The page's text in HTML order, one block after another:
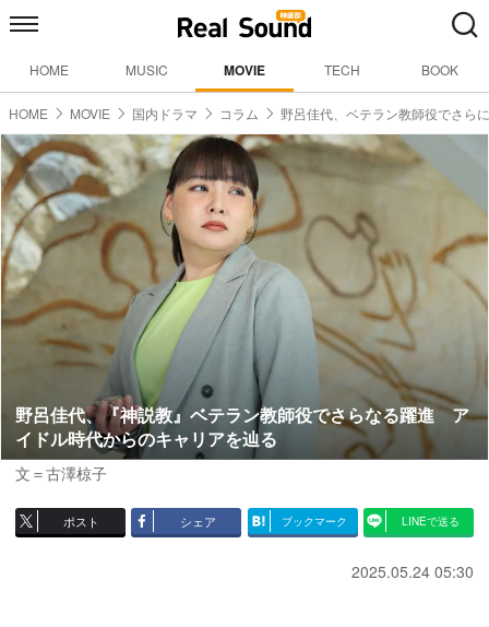
HOME MUSIC MOVIE TECH BOOK
HOME MOVIE 国内ドラマ コラム 野呂佳代、ベテラン教師役でさら
野呂佳代、『神説教』ベテラン教師役でさらなる躍進 ア
イドル時代からのキャリアを辿る
文＝古澤椋子
ポスト シェア ブックマーク LINEで送る
2025.05.24 05:30